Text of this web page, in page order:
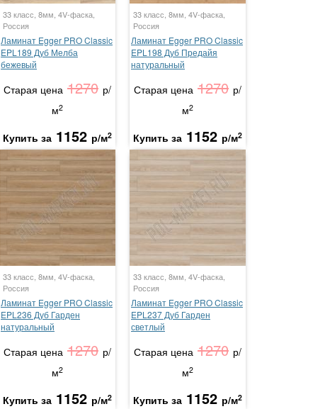
33 класс, 8мм, 4V-фаска,
Россия
Ламинат Egger PRO Classic
EPL189 Дуб Мелба
бежевый
Старая цена 1270 р/
м2
Купить за 1152 р/м2
33 класс, 8мм, 4V-фаска,
Россия
Ламинат Egger PRO Classic
EPL198 Дуб Предайя
натуральный
Старая цена 1270 р/
м2
Купить за 1152 р/м2
33 класс, 8мм, 4V-фаска,
Россия
Ламинат Egger PRO Classic
EPL236 Дуб Гарден
натуральный
Старая цена 1270 р/
м2
Купить за 1152 р/м2
33 класс, 8мм, 4V-фаска,
Россия
Ламинат Egger PRO Classic
EPL237 Дуб Гарден
светлый
Старая цена 1270 р/
м2
Купить за 1152 р/м2